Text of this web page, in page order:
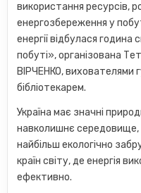
використання ресурсів,
енергозбереження у
енергії відбулася
побуті», організована
ВІРЧЕНКО, вихователями
бібліотекарем.
Україна має значні
навколишнє середовище,
найбільш екологічно
країн світу, де енергія
ефективно.